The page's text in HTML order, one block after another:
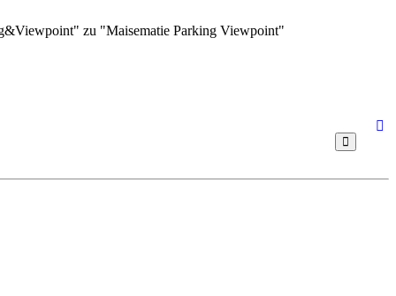
zu "Maisematie Parking Viewpoint"